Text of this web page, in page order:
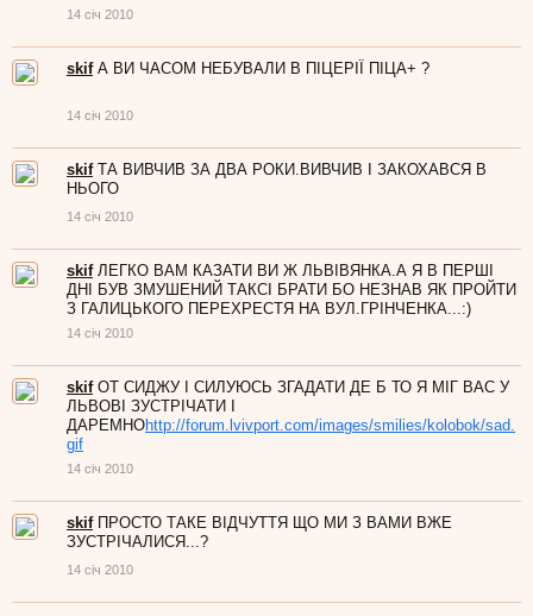
14 січ 2010
skif А ВИ ЧАСОМ НЕБУВАЛИ В ПІЦЕРІЇ ПІЦА+ ?
14 січ 2010
skif ТА ВИВЧИВ ЗА ДВА РОКИ.ВИВЧИВ І ЗАКОХАВСЯ В
НЬОГО
14 січ 2010
skif ЛЕГКО ВАМ КАЗАТИ ВИ Ж ЛЬВІВЯНКА.А Я В ПЕРШІ
ДНІ БУВ ЗМУШЕНИЙ ТАКСІ БРАТИ БО НЕЗНАВ ЯК ПРОЙТИ
З ГАЛИЦЬКОГО ПЕРЕХРЕСТЯ НА ВУЛ.ГРІНЧЕНКА...:)
14 січ 2010
skif ОТ СИДЖУ І СИЛУЮСЬ ЗГАДАТИ ДЕ Б ТО Я МІГ ВАС У
ЛЬВОВІ ЗУСТРІЧАТИ І
ДАРЕМНОhttp://forum.lvivport.com/images/smilies/kolobok/sad.
gif
14 січ 2010
skif ПРОСТО ТАКЕ ВІДЧУТТЯ ЩО МИ З ВАМИ ВЖЕ
ЗУСТРІЧАЛИСЯ...?
14 січ 2010